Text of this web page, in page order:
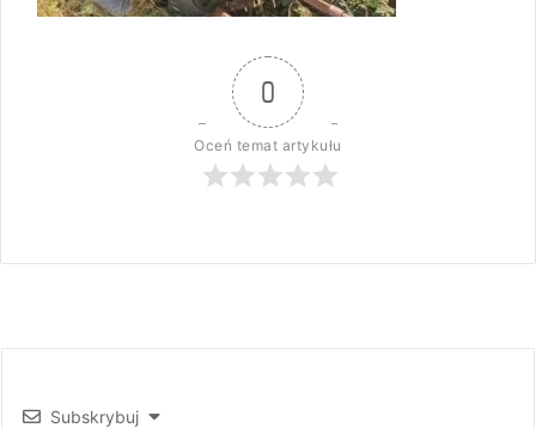
0
Oceń temat artykułu
Subskrybuj